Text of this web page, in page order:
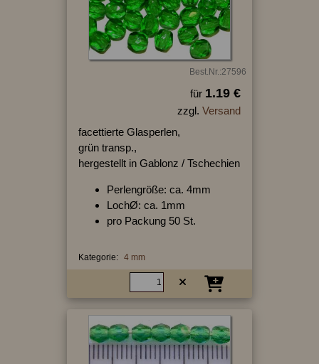
Best.Nr.:27596
für 1.19 €
zzgl. Versand
facettierte Glasperlen,
grün transp.,
hergestellt in Gablonz / Tschechien
Perlengröße: ca. 4mm
LochØ: ca. 1mm
pro Packung 50 St.
Kategorie: 4 mm